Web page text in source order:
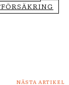
NÄSTA ARTIKEL